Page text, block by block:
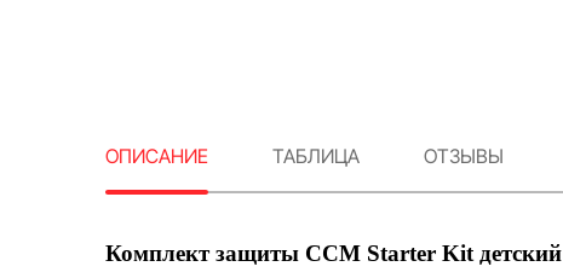
ОПИСАНИЕ ТАБЛИЦА ОТЗЫВЫ
Комплект защиты CCM Starter Kit детский